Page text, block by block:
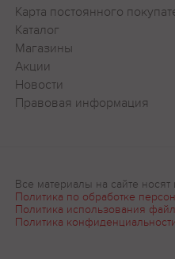
Карта постоянного
Каталог
Магазины
Акции
Новости
Правовая информация
Все материалы на сайте
Политика по обработке
Политика использования
Политика